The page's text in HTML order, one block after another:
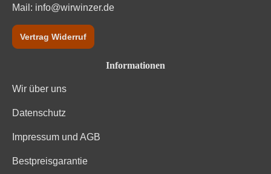
Kohlenhydrate
Zutaten
Mail: info@wirwinzer.de
Vertrag Widerruf
Informationen
Wir über uns
Datenschutz
Impressum und AGB
Bestpreisgarantie